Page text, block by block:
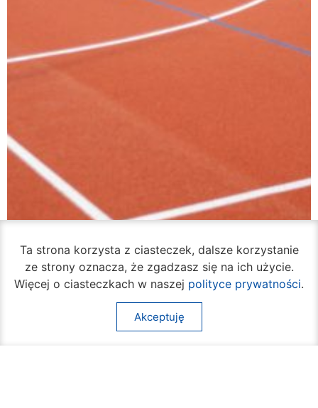
VI Liceum Ogólnokształcące ma odnowione
Ta strona korzysta z ciasteczek, dalsze korzystanie
ze strony oznacza, że zgadzasz się na ich użycie.
Więcej o ciasteczkach w naszej polityce prywatności.
Akceptuję